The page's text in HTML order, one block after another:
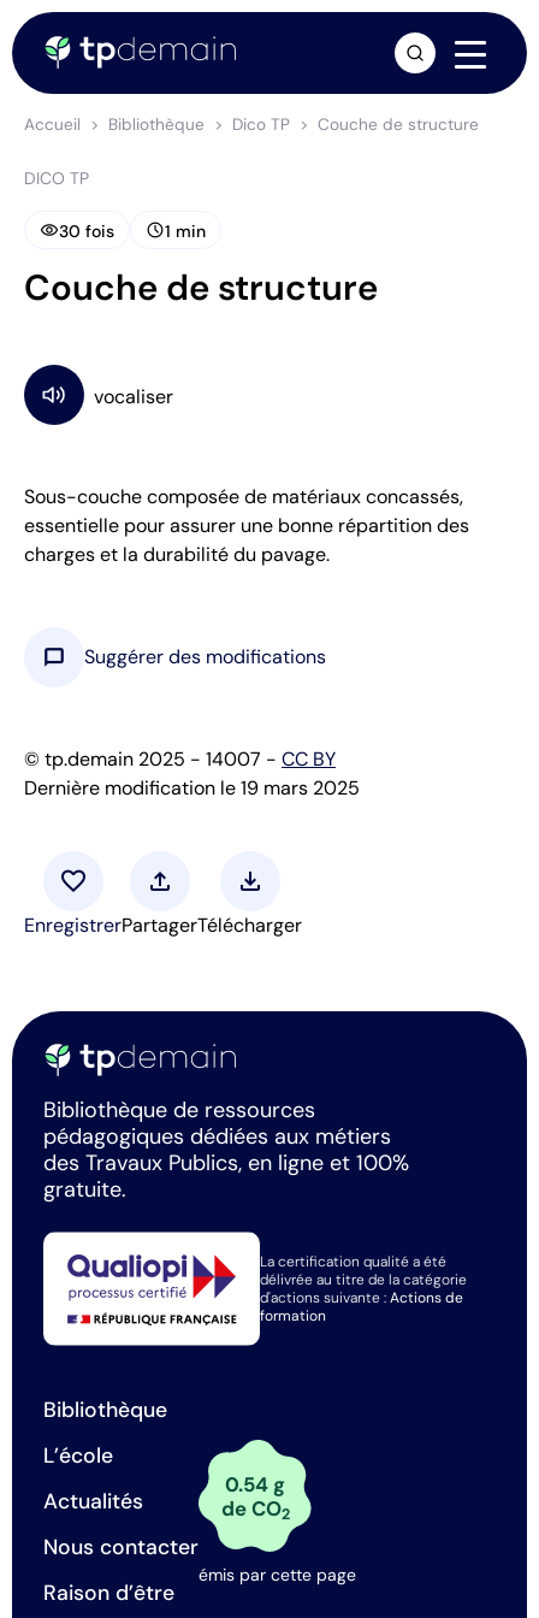
Accueil Bibliothèque Dico TP Couche de structure
DICO TP
visibility30 fois schedule1 min
Couche de structure
Sous-couche composée de matériaux concassés,
essentielle pour assurer une bonne répartition des
charges et la durabilité du pavage.
chat_bubble Suggérer des modifications
© tp.demain 2025 - 14007 - CC BY
Dernière modification le 19 mars 2025
favorite
Enregistrer
upload
Partager
download
Télécharger
Bibliothèque de ressources
pédagogiques dédiées aux métiers
des Travaux Publics, en ligne et 100%
gratuite.
La certification qualité a été
délivrée au titre de la catégorie
d'actions suivante :Actions de
formation
Bibliothèque
L’école
Actualités
Nous contacter
Raison d’être
0.54 g
de CO2
émis par cette page
arrow_forward